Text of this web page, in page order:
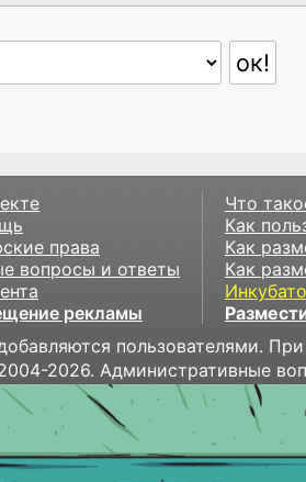
права
вопросы и ответы
рекламы
Что
Как
Как
Как
пользователями.
2026. Административные